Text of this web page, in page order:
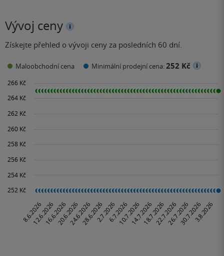
Vývoj ceny
Získejte přehled o vývoji ceny za posledních 60 dní.
Maloobchodní cena Minimální prodejní cena:252 Kč